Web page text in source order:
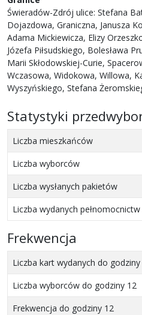
Świeradów-Zdrój ulice: Stefana
Dojazdowa, Graniczna, Janusza
Adama Mickiewicza, Elizy
Józefa Piłsudskiego, Bolesława
Marii Skłodowskiej-Curie,
Wczasowa, Widokowa, Willowa,
Wyszyńskiego, Stefana
Statystyki
Liczba mieszkańców
Liczba wyborców
Liczba wysłanych pakietów
Liczba wydanych
Frekwencja
Liczba kart wydanych do
Liczba wyborców do godziny 12
Frekwencja do godziny 12